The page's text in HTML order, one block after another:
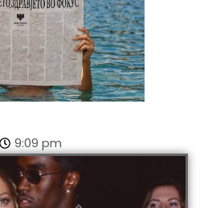
9:09 pm